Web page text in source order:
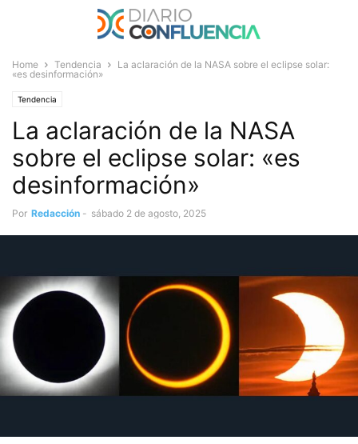
Home Tendencia
La aclaración de la NASA sobre el eclipse solar:
«es desinformación»
Tendencia
La aclaración de la NASA
sobre el eclipse solar: «es
desinformación»
Por Redacción - sábado 2 de agosto, 2025